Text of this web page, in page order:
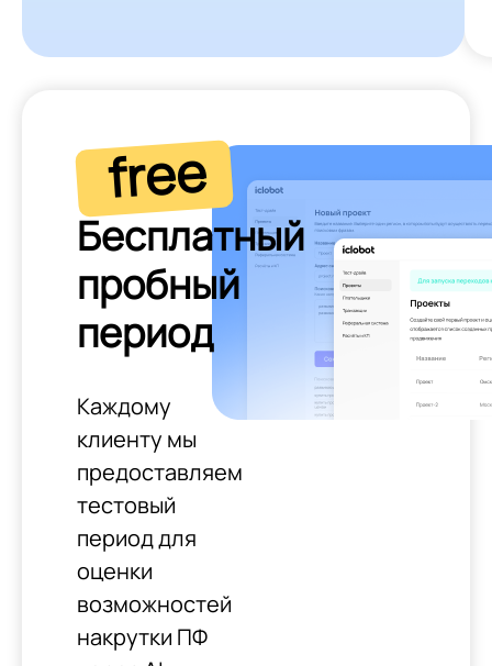
free
Бесплатный
пробный
период
Каждому
клиенту мы
предоставляем
тестовый
период для
оценки
возможностей
накрутки ПФ